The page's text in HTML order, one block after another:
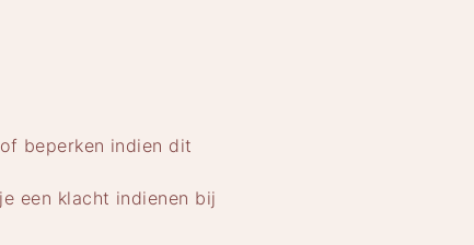
beperken indien dit
een klacht indienen bij